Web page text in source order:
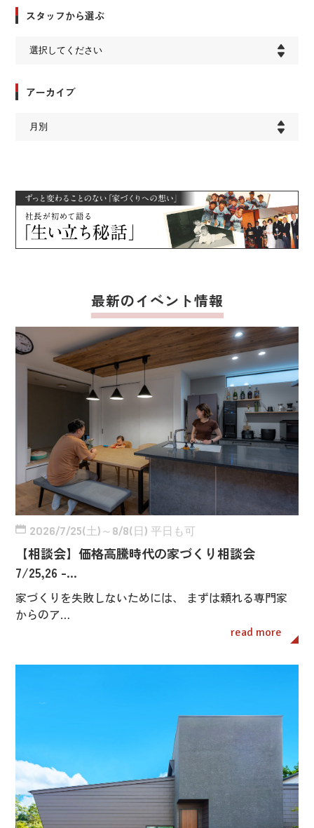
スタッフから選ぶ
アーカイブ
最新のイベント情報
2026/7/25(土)～8/8(日) 平日も可
【相談会】価格高騰時代の家づくり相談会
7/25,26 -…
家づくりを失敗しないためには、 まずは頼れる専門家
からのア…
read more